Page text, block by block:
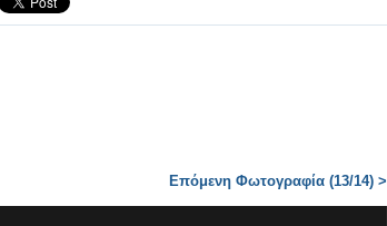
Επόμενη Φωτογραφία (13/14) >